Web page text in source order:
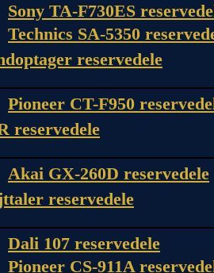
Sony TA-F730ES
Technics SA-5350
reservedele
Pioneer CT-F950
reservedele
Akai GX-260D reservedele
reservedele
Dali 107 reservedele
Pioneer CS-911A